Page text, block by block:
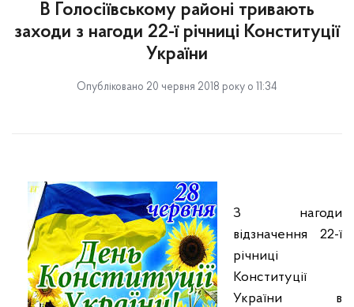
В Голосіївському районі тривають
заходи з нагоди 22-ї річниці Конституції
України
Опубліковано 20 червня 2018 року о 11:34
З нагоди
відзначення 22-ї
річниці
Конституції
України в